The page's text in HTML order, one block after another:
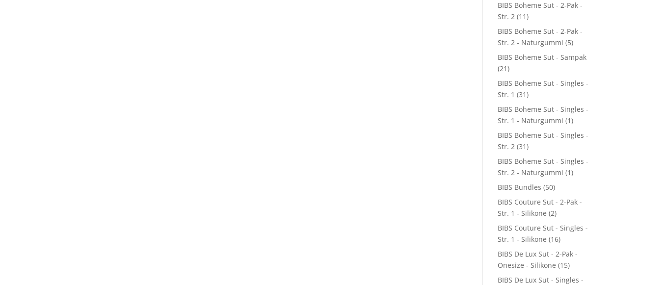
BIBS Boheme Sut - 2-Pak -
Str. 2 (11)
BIBS Boheme Sut - 2-Pak -
Str. 2 - Naturgummi (5)
BIBS Boheme Sut - Sampak
(21)
BIBS Boheme Sut - Singles -
Str. 1 (31)
BIBS Boheme Sut - Singles -
Str. 1 - Naturgummi (1)
BIBS Boheme Sut - Singles -
Str. 2 (31)
BIBS Boheme Sut - Singles -
Str. 2 - Naturgummi (1)
BIBS Bundles (50)
BIBS Couture Sut - 2-Pak -
Str. 1 - Silikone (2)
BIBS Couture Sut - Singles -
Str. 1 - Silikone (16)
BIBS De Lux Sut - 2-Pak -
Onesize - Silikone (15)
BIBS De Lux Sut - Singles -